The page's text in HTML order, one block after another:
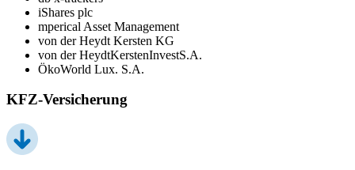
iShares plc
mperical Asset Management
von der Heydt Kersten KG
von der HeydtKerstenInvestS.A.
ÖkoWorld Lux. S.A.
KFZ-Versicherung